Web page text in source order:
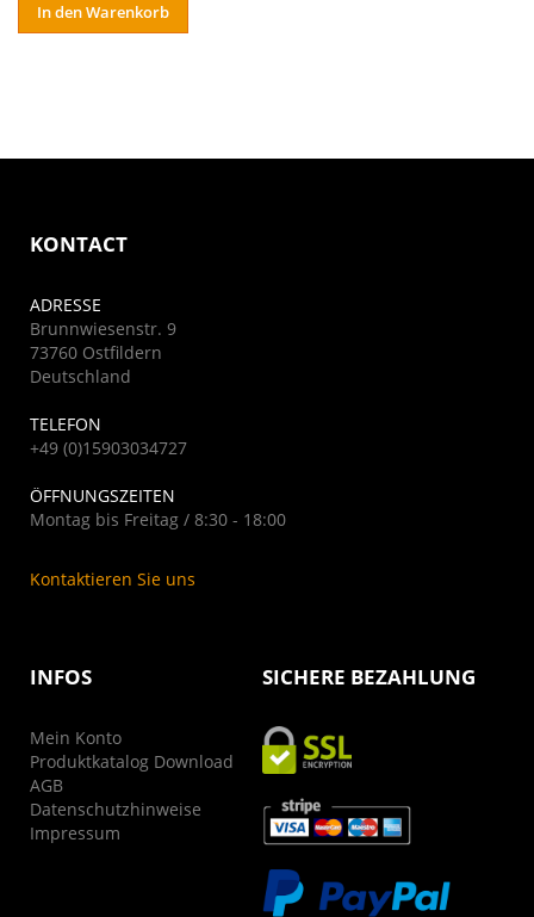
In den Warenkorb
KONTACT
ADRESSE
Brunnwiesenstr. 9
73760 Ostfildern
Deutschland
TELEFON
+49 (0)15903034727
ÖFFNUNGSZEITEN
Montag bis Freitag / 8:30 - 18:00
Kontaktieren Sie uns
INFOS
Mein Konto
Produktkatalog Download
AGB
Datenschutzhinweise
Impressum
SICHERE BEZAHLUNG